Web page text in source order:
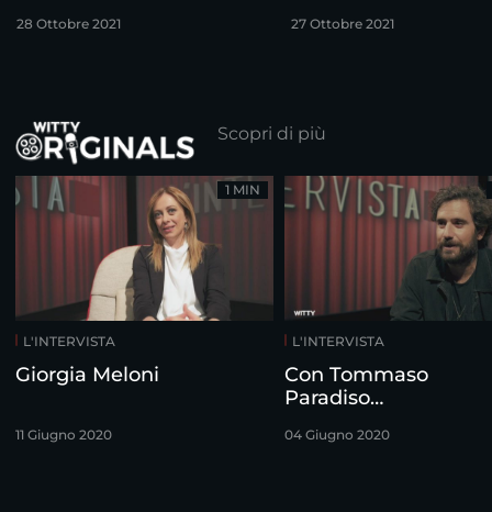
28 Ottobre 2021 27 Ottobre 2021
Scopri di più
L'INTERVISTA
Giorgia Meloni
11 Giugno 2020
1 MIN
L'INTERVISTA
Con Tommaso
Paradiso…
04 Giugno 2020